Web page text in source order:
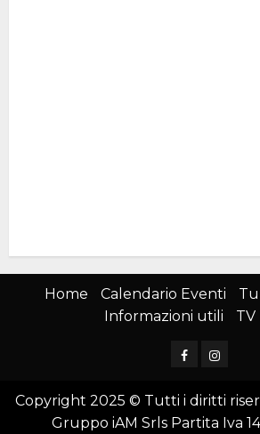
Home Calendario Eventi
Informazioni utili
TV
Facebook
Copyright 2025 © Tutti i diritti
Gruppo iAM Srls Partita Iva